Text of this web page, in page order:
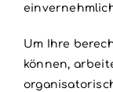
Um Ihre
können,